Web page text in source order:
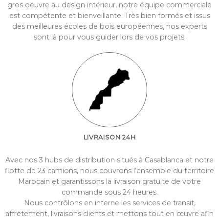
gros oeuvre au design intérieur, notre équipe commerciale
est compétente et bienveillante. Très bien formés et issus
des meilleures écoles de bois européennes, nos experts
sont là pour vous guider lors de vos projets.
LIVRAISON 24H
Avec nos 3 hubs de distribution situés à Casablanca et notre
flotte de 23 camions, nous couvrons l’ensemble du territoire
Marocain et garantissons la livraison gratuite de votre
commande sous 24 heures.
Nous contrôlons en interne les services de transit,
affrètement, livraisons clients et mettons tout en œuvre afin